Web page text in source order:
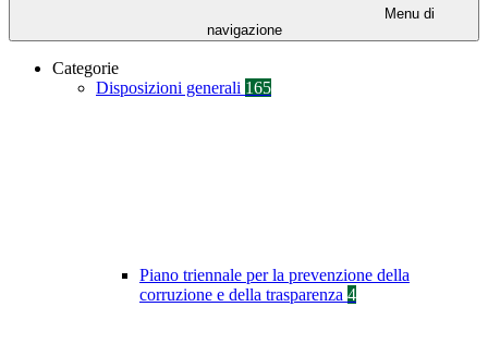
Menu di
navigazione
Categorie
Disposizioni generali 165
Piano triennale per la prevenzione della
corruzione e della trasparenza 4